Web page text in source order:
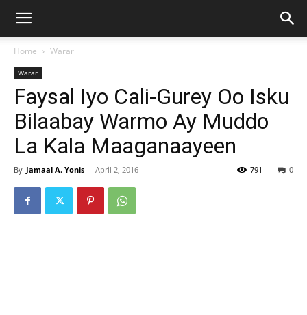
Home Warar
Warar
Faysal Iyo Cali-Gurey Oo Isku
Bilaabay Warmo Ay Muddo
La Kala Maaganaayeen
By Jamaal A. Yonis - April 2, 2016 0
791